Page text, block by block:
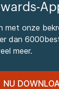
met onze
dan
meer.
NU